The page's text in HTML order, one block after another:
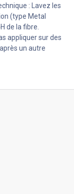
: Lavez les
(type Metal
de la fibre.
appliquer sur des
un autre